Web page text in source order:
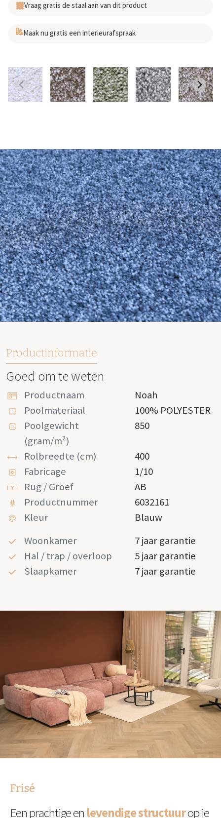
Vraag gratis de staal aan van dit product
Maak nu gratis een interieurafspraak
Productinformatie
Goed om te weten
Productnaam
Noah
Poolmateriaal
100% POLYESTER
Poolgewicht
(gram/m²)
850
Rolbreedte (cm)
400
Fabricage
1/10
Rug / Groef
AB
Productnummer
6032161
Kleur
Blauw
Woonkamer
7 jaar garantie
Hal / trap / overloop
5 jaar garantie
Slaapkamer
7 jaar garantie
Frisé
Een prachtige en levendige structuurop je